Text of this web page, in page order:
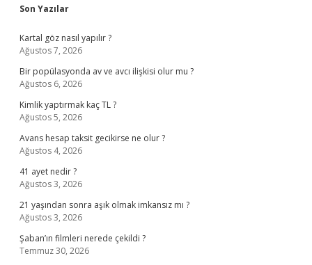
Sidebar
Son Yazılar
Kartal göz nasıl yapılır ?
Ağustos 7, 2026
Bir popülasyonda av ve avcı ilişkisi olur mu ?
Ağustos 6, 2026
Kimlik yaptırmak kaç TL ?
Ağustos 5, 2026
Avans hesap taksit gecikirse ne olur ?
Ağustos 4, 2026
41 ayet nedir ?
Ağustos 3, 2026
21 yaşından sonra aşık olmak imkansız mı ?
Ağustos 3, 2026
Şaban’ın filmleri nerede çekildi ?
Temmuz 30, 2026